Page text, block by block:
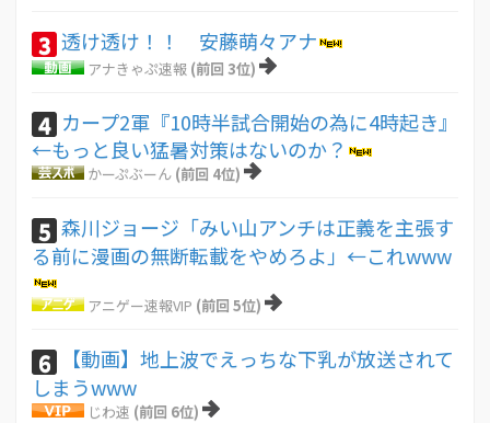
3 透け透け！！ 安藤萌々アナ
アナきゃぷ速報 (前回 3位)
4 カープ2軍『10時半試合開始の為に4時起き』
←もっと良い猛暑対策はないのか？
かーぷぶーん (前回 4位)
5 森川ジョージ「みい山アンチは正義を主張す
る前に漫画の無断転載をやめろよ」←これwww
アニゲー速報VIP (前回 5位)
6
【動画】地上波でえっちな下乳が放送されて
しまうwww
じわ速 (前回 6位)